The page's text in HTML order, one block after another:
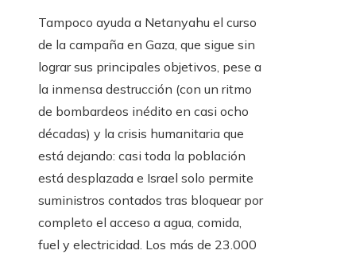
Tampoco ayuda a Netanyahu el curso
de la campaña en Gaza, que sigue sin
lograr sus principales objetivos, pese a
la inmensa destrucción (con un ritmo
de bombardeos inédito en casi ocho
décadas) y la crisis humanitaria que
está dejando: casi toda la población
está desplazada e Israel solo permite
suministros contados tras bloquear por
completo el acceso a agua, comida,
fuel y electricidad. Los más de 23.000